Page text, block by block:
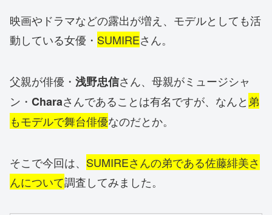
映画やドラマなどの露出が増え、モデルとしても活
動している女優・ SUMIREさん。
父親が俳優・ 浅野忠信さん、母親がミュージシャ
ン・ Charaさんであることは有名ですが、なんと 弟
もモデルで舞台俳優なのだとか。
そこで今回は、 SUMIREさんの弟である佐藤緋美さ
んについて調査してみました。